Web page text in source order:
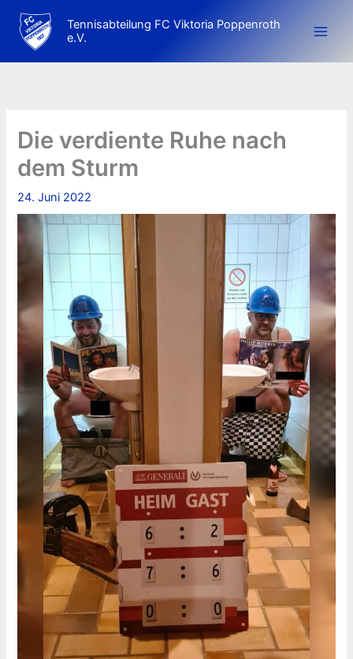
Inhalt
springen
Tennisabteilung FC Viktoria Poppenroth
e.V.
Die verdiente Ruhe nach
dem Sturm
24. Juni 2022